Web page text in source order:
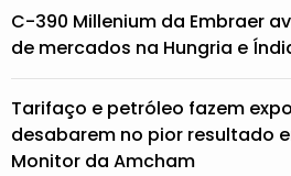
C-390 Millenium da Embraer
de mercados na Hungria e
Tarifaço e petróleo fazem
desabarem no pior resultado
Monitor da Amcham